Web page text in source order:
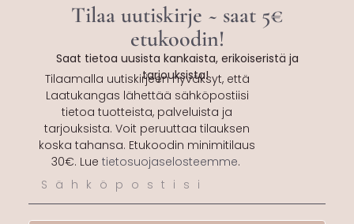
Tilaa uutiskirje ~ saat 5€
etukoodin!
Saat tietoa uusista kankaista, erikoiseristä ja
tarjouksista!
Tilaamalla uutiskirjeen hyväksyt, että
Laatukangas lähettää sähköpostiisi
tietoa tuotteista, palveluista ja
tarjouksista. Voit peruuttaa tilauksen
koska tahansa. Etukoodin minimitilaus
30€. Lue tietosuojaselosteemme.